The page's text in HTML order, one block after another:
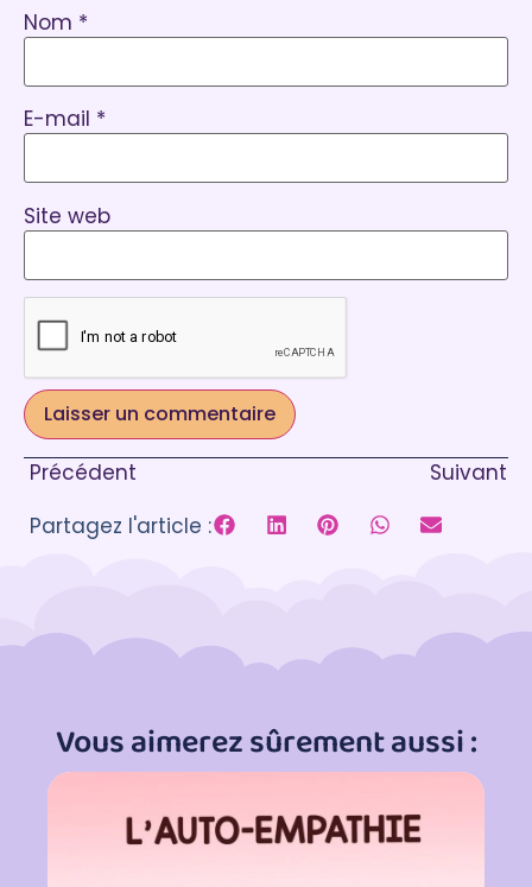
Nom *
E-mail *
Site web
Précédent
Suivant
Partagez l'article :
Vous aimerez sûrement aussi :